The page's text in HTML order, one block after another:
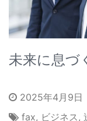
未来に息づ
2025年4月9日
fax, ビジネス,